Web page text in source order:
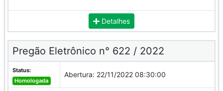
Detalhes
Pregão Eletrônico n° 622 / 2022
Status:
Homologada
Abertura: 22/11/2022 08:30:00